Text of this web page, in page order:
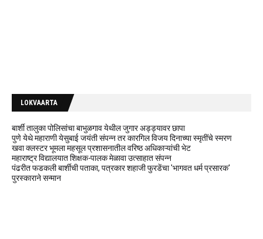
LOKVAARTA
बार्शी तालुका पोलिसांचा बाभुळगाव येथील जुगार अड्ड्यावर छापा
पुणे येथे महाराणी येसुबाई जयंती संपन्न तर कारगिल विजय दिनाच्या स्मृतींचे स्मरण
खवा क्लस्टर भूमला महसूल प्रशासनातील वरिष्ठ अधिकाऱ्यांची भेट
महाराष्ट्र विद्यालयात शिक्षक-पालक मेळावा उत्साहात संपन्न
पंढरीत फडकली बार्शीची पताका, पत्रकार शहाजी फुरडेंचा 'भागवत धर्म प्रसारक'
पुरस्काराने सन्मान